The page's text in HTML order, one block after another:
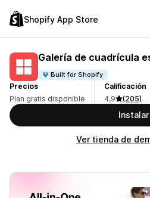
Shopify App Store
Galería de cuadrícula
Built for Shopify
Precios
Plan gratis disponible
Calificación
4,9
(205)
Instalar
Ver tienda de